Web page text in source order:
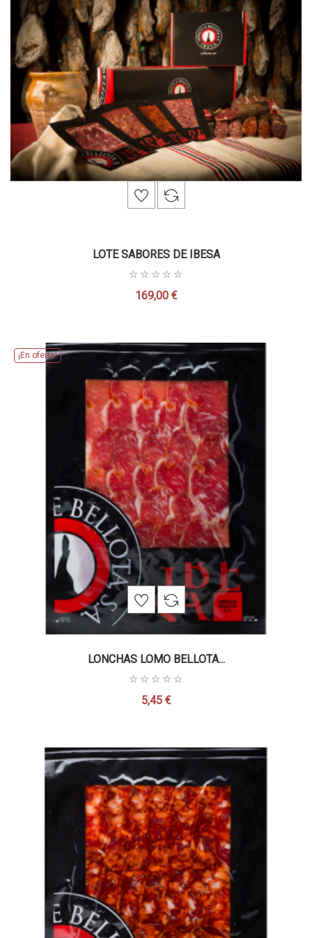
LOTE SABORES DE IBESA
Precio
169,00 €
LONCHAS LOMO BELLOTA...
Precio
5,45 €
¡En oferta!